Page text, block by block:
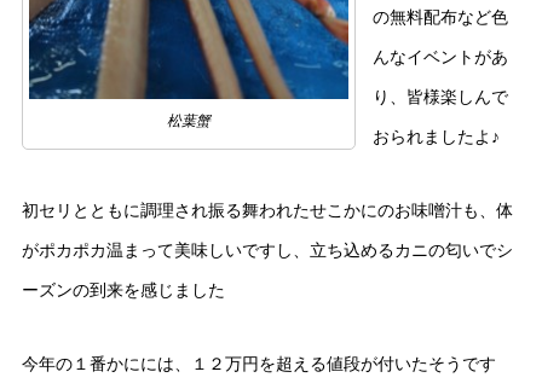
松葉蟹
の無料配布など色
んなイベントがあ
り、皆様楽しんで
おられましたよ♪
初セリとともに調理され振る舞われたせこかにのお味噌汁も、体
がポカポカ温まって美味しいですし、立ち込めるカニの匂いでシ
ーズンの到来を感じました
今年の１番かにには、１２万円を超える値段が付いたそうです